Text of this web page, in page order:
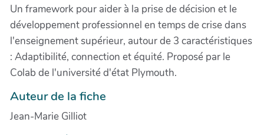
Un framework pour aider à la prise de décision et le
développement professionnel en temps de crise dans
l'enseignement supérieur, autour de 3 caractéristiques
: Adaptibilité, connection et équité. Proposé par le
Colab de l'université d'état Plymouth.
Auteur de la fiche
Jean-Marie Gilliot